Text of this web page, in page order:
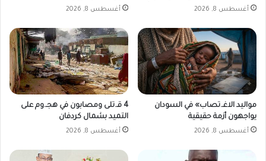
أغسطس 8, 2026 أغسطس 8, 2026
مواليد الاغـ.تصاب» في السودان
يواجهون أزمة حقيقية
أغسطس 8, 2026
4 قـ.تلى ومصابون في هجـ.وم على
التميد بشمال كردفان
أغسطس 8, 2026